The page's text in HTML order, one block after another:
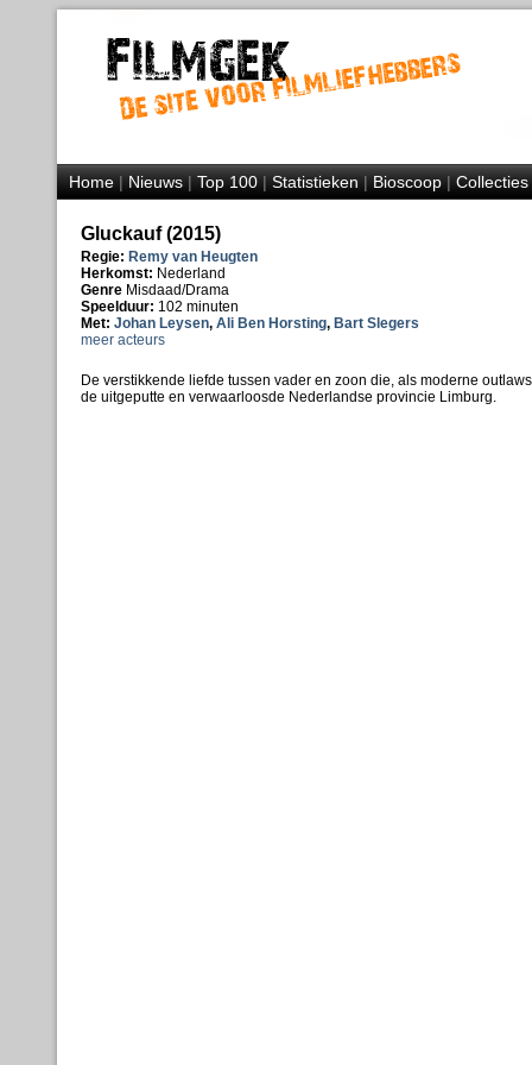
Home|Nieuws|Top 100|Statistieken|Bioscoop|Collecties
Gluckauf (2015)
Regie: Remy van Heugten
Herkomst: Nederland
Genre Misdaad/Drama
Speelduur: 102 minuten
Met: Johan Leysen, Ali Ben Horsting, Bart Slegers
meer acteurs
De verstikkende liefde tussen vader en zoon die, als moderne
de uitgeputte en verwaarloosde Nederlandse provincie Limburg.